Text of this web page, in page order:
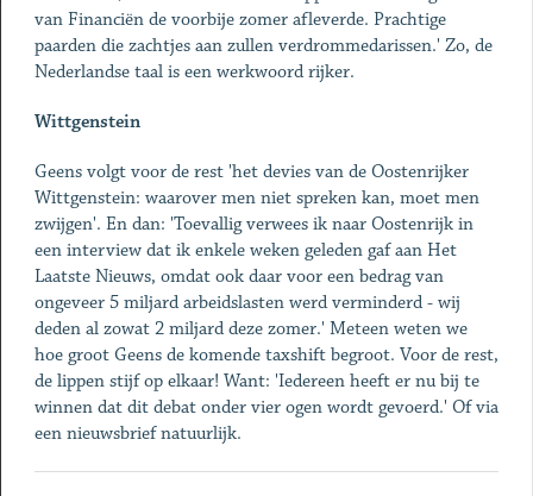
van Financiën de voorbije zomer afleverde. Prachtige
paarden die zachtjes aan zullen verdrommedarissen.' Zo, de
Nederlandse taal is een werkwoord rijker.
Wittgenstein
Geens volgt voor de rest 'het devies van de Oostenrijker
Wittgenstein: waarover men niet spreken kan, moet men
zwijgen'. En dan: 'Toevallig verwees ik naar Oostenrijk in
een interview dat ik enkele weken geleden gaf aan Het
Laatste Nieuws, omdat ook daar voor een bedrag van
ongeveer 5 miljard arbeidslasten werd verminderd - wij
deden al zowat 2 miljard deze zomer.' Meteen weten we
hoe groot Geens de komende taxshift begroot. Voor de rest,
de lippen stijf op elkaar! Want: 'Iedereen heeft er nu bij te
winnen dat dit debat onder vier ogen wordt gevoerd.' Of via
een nieuwsbrief natuurlijk.